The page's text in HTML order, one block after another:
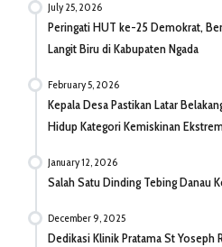
July 25, 2026
Peringati HUT ke-25 Demokrat,
Langit Biru di Kabupaten Ngada
February 5, 2026
Kepala Desa Pastikan Latar
Hidup Kategori Kemiskinan
January 12, 2026
Salah Satu Dinding Tebing Danau
December 9, 2025
Dedikasi Klinik Pratama St Yoseph